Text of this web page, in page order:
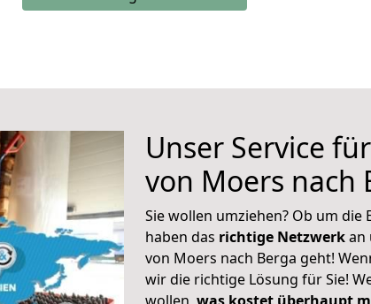
Unser Service
von Moers nach
Sie wollen umziehen? Ob um
haben das richtige Netzwerkan
von Moers nach Berga geht!
wir die richtige Lösung für Sie!